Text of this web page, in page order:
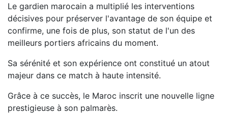
Le gardien marocain a multiplié les interventions
décisives pour préserver l'avantage de son équipe et
confirme, une fois de plus, son statut de l'un des
meilleurs portiers africains du moment.
Sa sérénité et son expérience ont constitué un atout
majeur dans ce match à haute intensité.
Grâce à ce succès, le Maroc inscrit une nouvelle ligne
prestigieuse à son palmarès.